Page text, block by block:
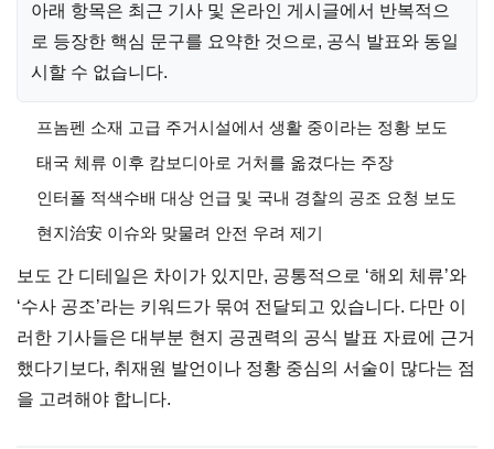
아래 항목은 최근 기사 및 온라인 게시글에서 반복적으
로 등장한 핵심 문구를 요약한 것으로, 공식 발표와 동일
시할 수 없습니다.
프놈펜 소재 고급 주거시설에서 생활 중이라는 정황 보도
태국 체류 이후 캄보디아로 거처를 옮겼다는 주장
인터폴 적색수배 대상 언급 및 국내 경찰의 공조 요청 보도
현지治安 이슈와 맞물려 안전 우려 제기
보도 간 디테일은 차이가 있지만, 공통적으로 ‘해외 체류’와
‘수사 공조’라는 키워드가 묶여 전달되고 있습니다. 다만 이
러한 기사들은 대부분 현지 공권력의 공식 발표 자료에 근거
했다기보다, 취재원 발언이나 정황 중심의 서술이 많다는 점
을 고려해야 합니다.